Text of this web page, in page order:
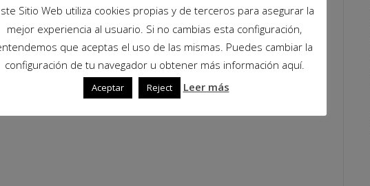
Sitio Web utiliza cookies propias y de terceros para asegurar la
mejor experiencia al usuario. Si no cambias esta configuración,
que aceptas el uso de las mismas. Puedes cambiar la
configuración de tu navegador u obtener más información aquí.
Aceptar Reject Leer más